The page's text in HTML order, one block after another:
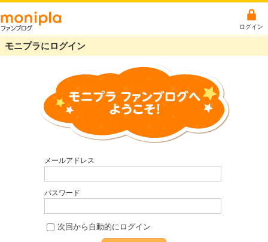
ログイン
モニプラにログイン
メールアドレス
パスワード
次回から自動的にログイン